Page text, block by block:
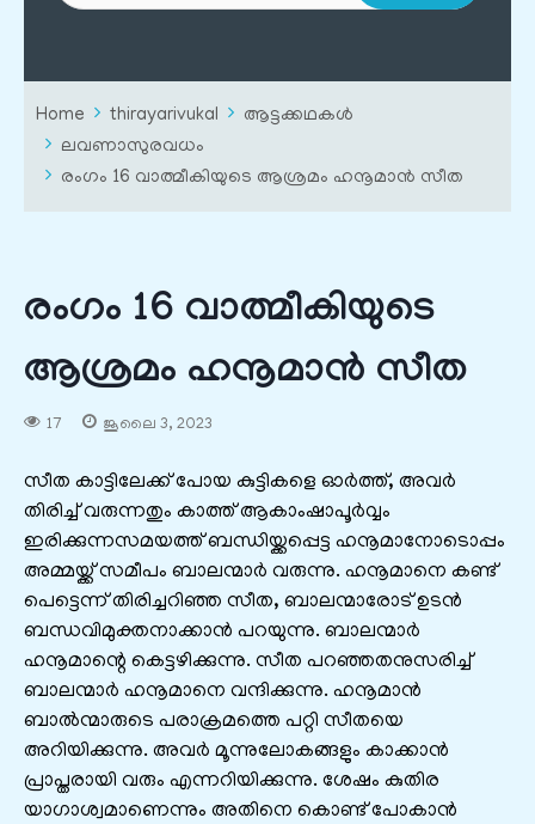
Home thirayarivukal
ആട്ടക്കഥകൾ
ലവണാസുരവധം
രംഗം 16 വാത്മീകിയുടെ ആശ്രമം ഹനൂമാൻ സീത
രംഗം 16 വാത്മീകിയുടെ
ആശ്രമം ഹനൂമാൻ സീത
17 ജൂലൈ 3, 2023
സീത കാട്ടിലേക്ക് പോയ കുട്ടികളെ ഓർത്ത്, അവർ
തിരിച്ച് വരുന്നതും കാത്ത് ആകാംഷാപൂർവ്വം
ഇരിക്കുന്നസമയത്ത് ബന്ധിയ്ക്കപ്പെട്ട ഹനൂമാനോടൊപ്പം
അമ്മയ്ക്ക് സമീപം ബാലന്മാർ വരുന്നു. ഹനൂമാനെ കണ്ട്
പെട്ടെന്ന് തിരിച്ചറിഞ്ഞ സീത, ബാലന്മാരോട് ഉടൻ
ബന്ധവിമുക്തനാക്കാൻ പറയുന്നു. ബാലന്മാർ
ഹനൂമാന്റെ കെട്ടഴിക്കുന്നു. സീത പറഞ്ഞതനുസരിച്ച്
ബാലന്മാർ ഹനൂമാനെ വന്ദിക്കുന്നു. ഹനൂമാൻ
ബാൽന്മാരുടെ പരാക്രമത്തെ പറ്റി സീതയെ
അറിയിക്കുന്നു. അവർ മൂന്നുലോകങ്ങളും കാക്കാൻ
പ്രാപ്തരായി വരും എന്നറിയിക്കുന്നു. ശേഷം കുതിര
യാഗാശ്വമാണെന്നും അതിനെ കൊണ്ട് പോകാൻ